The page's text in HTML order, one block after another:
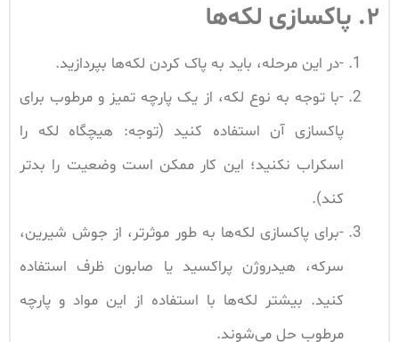
۲. پاکسازی لکه‌ها
-در این مرحله، باید به پاک کردن لکه‌ها بپردازید.
-با توجه به نوع لکه، از یک پارچه تمیز و مرطوب برای
پاکسازی آن استفاده کنید (توجه: هیچگاه لکه را
اسکراب نکنید؛ این کار ممکن است وضعیت را بدتر
کند).
-برای پاکسازی لکه‌ها به طور موثر‌تر، از جوش شیرین،
سرکه، هیدروژن پراکسید یا صابون ظرف استفاده
کنید. بیشتر لکه‌ها با استفاده از این مواد و پارچه
مرطوب حل می‌شوند.